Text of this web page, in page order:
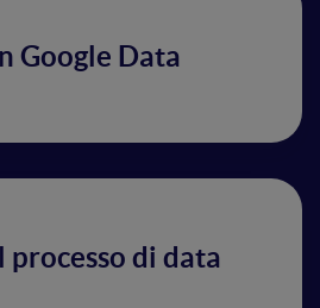
Google Data
processo di data